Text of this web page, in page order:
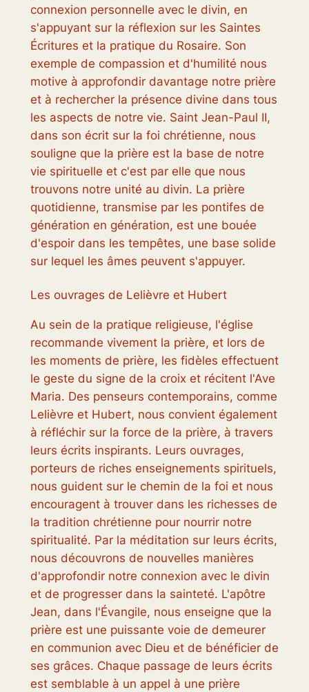
connexion personnelle avec le divin, en
s'appuyant sur la réflexion sur les Saintes
Écritures et la pratique du Rosaire. Son
exemple de compassion et d'humilité nous
motive à approfondir davantage notre prière
et à rechercher la présence divine dans tous
les aspects de notre vie. Saint Jean-Paul II,
dans son écrit sur la foi chrétienne, nous
souligne que la prière est la base de notre
vie spirituelle et c'est par elle que nous
trouvons notre unité au divin. La prière
quotidienne, transmise par les pontifes de
génération en génération, est une bouée
d'espoir dans les tempêtes, une base solide
sur lequel les âmes peuvent s'appuyer.
Les ouvrages de Lelièvre et Hubert
Au sein de la pratique religieuse, l'église
recommande vivement la prière, et lors de
les moments de prière, les fidèles effectuent
le geste du signe de la croix et récitent l'Ave
Maria. Des penseurs contemporains, comme
Lelièvre et Hubert, nous convient également
à réfléchir sur la force de la prière, à travers
leurs écrits inspirants. Leurs ouvrages,
porteurs de riches enseignements spirituels,
nous guident sur le chemin de la foi et nous
encouragent à trouver dans les richesses de
la tradition chrétienne pour nourrir notre
spiritualité. Par la méditation sur leurs écrits,
nous découvrons de nouvelles manières
d'approfondir notre connexion avec le divin
et de progresser dans la sainteté. L'apôtre
Jean, dans l'Évangile, nous enseigne que la
prière est une puissante voie de demeurer
en communion avec Dieu et de bénéficier de
ses grâces. Chaque passage de leurs écrits
est semblable à un appel à une prière